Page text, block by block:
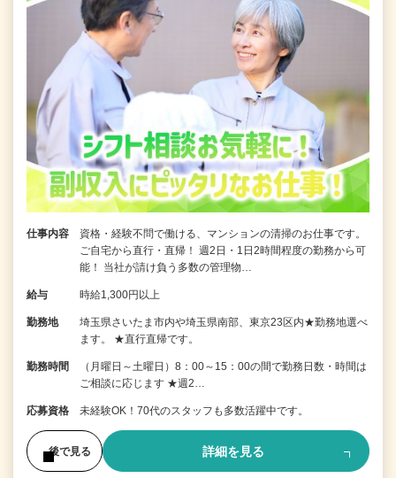
仕事内容
資格・経験不問で働ける、マンションの清掃のお仕事です。
ご自宅から直行・直帰！ 週2日・1日2時間程度の勤務から可
能！ 当社が請け負う多数の管理物…
給与 時給1,300円以上
勤務地
埼玉県さいたま市内や埼玉県南部、東京23区内★勤務地選べ
ます。 ★直行直帰です。
勤務時間
（月曜日～土曜日）8：00～15：00の間で勤務日数・時間は
ご相談に応じます ★週2…
応募資格 未経験OK！70代のスタッフも多数活躍中です。
後で見る 詳細を見る